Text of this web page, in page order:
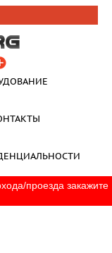
проезда закажите